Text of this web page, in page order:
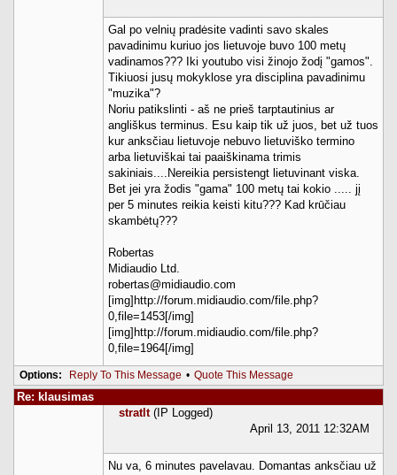
Gal po velnių pradėsite vadinti savo skales
pavadinimu kuriuo jos lietuvoje buvo 100 metų
vadinamos??? Iki youtubo visi žinojo žodį "gamos".
Tikiuosi jusų mokyklose yra disciplina pavadinimu
"muzika"?
Noriu patikslinti - aš ne prieš tarptautinius ar
angliškus terminus. Esu kaip tik už juos, bet už tuos
kur anksčiau lietuvoje nebuvo lietuviško termino
arba lietuviškai tai paaiškinama trimis
sakiniais....Nereikia persistengt lietuvinant viska.
Bet jei yra žodis "gama" 100 metų tai kokio ..... jį
per 5 minutes reikia keisti kitu??? Kad krūčiau
skambėtų???
Robertas
Midiaudio Ltd.
robertas@midiaudio.com
[img]http://forum.midiaudio.com/file.php?
0,file=1453[/img]
[img]http://forum.midiaudio.com/file.php?
0,file=1964[/img]
Options: Reply To This Message • Quote This Message
Re: klausimas
stratlt (IP Logged)
April 13, 2011 12:32AM
Nu va, 6 minutes pavelavau. Domantas anksčiau už